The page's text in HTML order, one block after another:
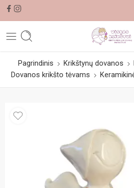
Pagrindinis Krikštynų dovanos
Dovanos krikšto tėvams